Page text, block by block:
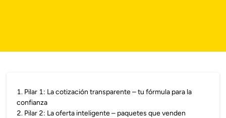
1. Pilar 1: La cotización transparente – tu fórmula para la
confianza
2. Pilar 2: La oferta inteligente – paquetes que venden